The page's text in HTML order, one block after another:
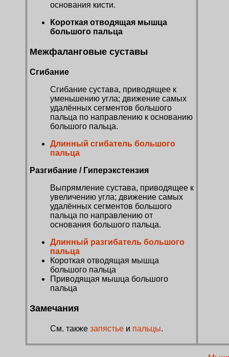
основания кисти.
Короткая отводящая мышца
большого пальца
Межфаланговые суставы
Сгибание
Сгибание сустава, приводящее к
уменьшению угла; движение самых
удалённых сегментов большого
пальца по направлению к основанию
большого пальца.
Длинный сгибатель большого
пальца
Разгибание / Гиперэкстензия
Выпрямление сустава, приводящее к
увеличению угла; движение самых
удалённых сегментов большого
пальца по направлению от
основания большого пальца.
Длинный разгибатель большого
пальца
Короткая отводящая мышца
большого пальца
Приводящая мышца большого
пальца
Замечания
См. также запястье и пальцы.